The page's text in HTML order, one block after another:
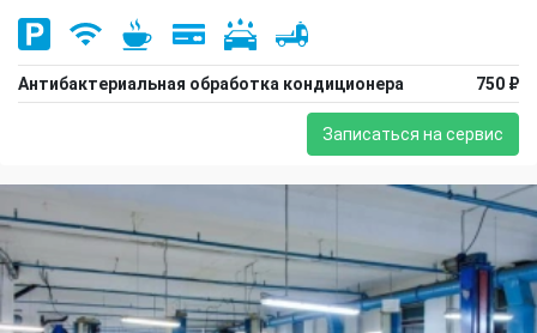
Антибактериальная обработка кондиционера 750 ₽
Записаться на сервис